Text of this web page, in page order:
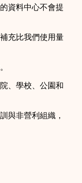
資料中心不會提
充比我們使用量
、學校、公園和
與非營利組織，